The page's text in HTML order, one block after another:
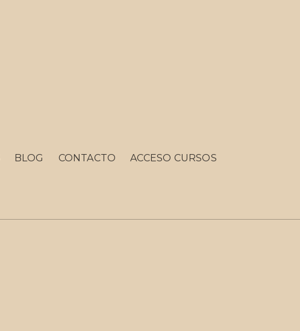
BLOG CONTACTO ACCESO CURSOS